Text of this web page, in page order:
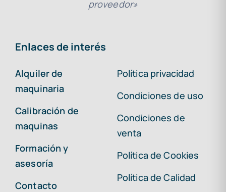
proveedor»
Enlaces de interés
Alquiler de
maquinaria
Calibración de
maquinas
Formación y
asesoría
Contacto
Política privacidad
Condiciones de uso
Condiciones de
venta
Política de Cookies
Política de Calidad